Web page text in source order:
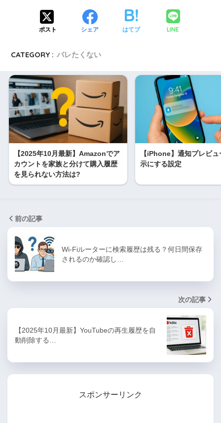
ポスト シェア はてブ LINE
CATEGORY : バレたくない
【2025年10月最新】Amazonでア
カウントを家族と分けて購入履歴
を見られない方法は?
【iPhone】通知プレビ
示にする設定
前の記事
Wi-Fiルーターに検索履歴は残る？何日間保存
されるのか確認し…
次の記事
【2025年10月最新】YouTubeの再生履歴を自
動削除する…
スポンサーリンク